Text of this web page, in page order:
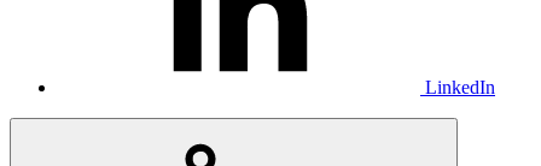
LinkedIn